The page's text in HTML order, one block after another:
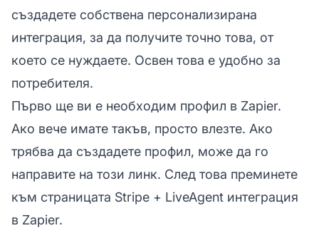
създадете собствена персонализирана
интеграция, за да получите точно това, от
което се нуждаете. Освен това е удобно за
потребителя.
Първо ще ви е необходим профил в Zapier.
Ако вече имате такъв, просто влезте. Ако
трябва да създадете профил, може да го
направите на този линк. След това преминете
към страницата Stripe + LiveAgent интеграция
в Zapier.